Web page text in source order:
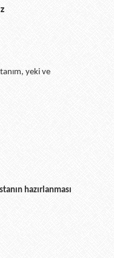
yeki ve
hazırlanması